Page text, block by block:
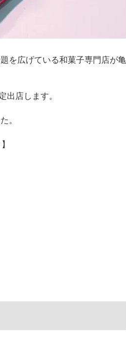
を広げている和菓子専門店が亀
出店します。
。